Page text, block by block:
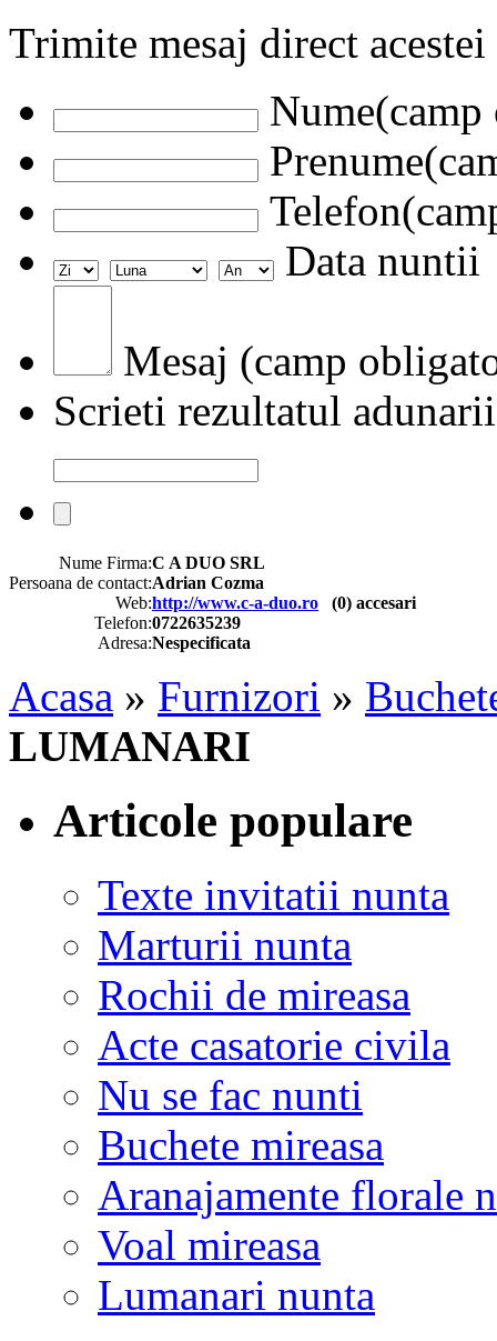
Trimite mesaj direct
Data nuntii
Mesaj (camp
Scrieti rezultatul adunarii
Nume Firma:C A DUO SRL
Persoana de contact:Adrian Cozma
Web:http://www.c-a-duo.ro (0) accesari
Telefon:0722635239
Adresa:Nespecificata
Acasa » Furnizori »
LUMANARI
Articole populare
Texte invitatii nunta
Marturii nunta
Rochii de mireasa
Acte casatorie civila
Nu se fac nunti
Buchete mireasa
Aranajamente florale
Voal mireasa
Lumanari nunta